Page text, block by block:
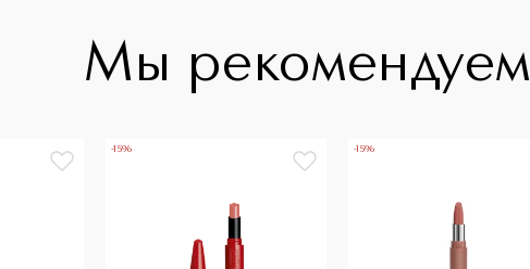
Мы рекомендуем
-15% -15%